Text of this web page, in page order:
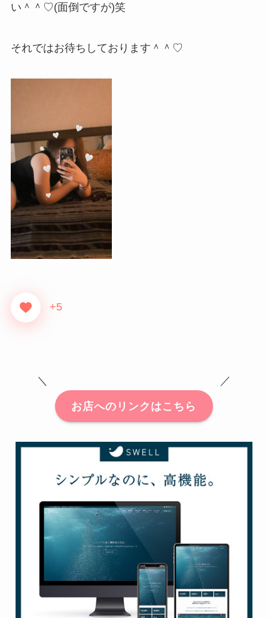
い＾＾♡(面倒ですが)笑
それではお待ちしております＾＾♡
+5
＼ ／
お店へのリンクはこちら